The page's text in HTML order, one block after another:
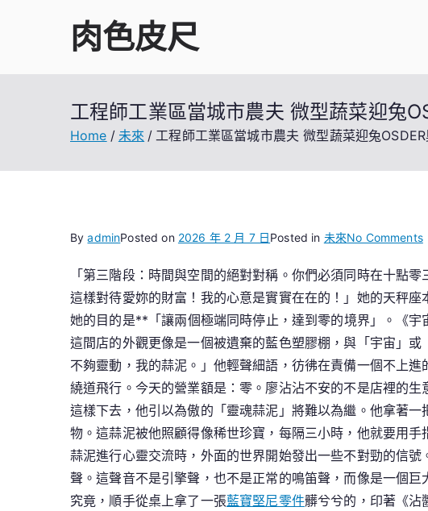
肉色皮尺
工程師工業區當城市農夫 微型蔬菜迎兔
Home 未來 工程師工業區當城市農夫 微型蔬菜迎兔
ByadminPosted on 2026 年 2 月 7 日Posted in 未來No Commentson
「第三階段：時間與空間的絕對對稱。你們必須同時在十點
這樣對待愛妳的財富！我的心意是實實在在的！」她的天秤座
她的目的是**「讓兩個極端同時停止，達到零的境界」。《
這間店的外觀更像是一個被遺棄的藍色塑膠棚，與「宇宙」
不夠靈動，我的蒜泥。」他輕聲細語，彷彿在責備一個不上
繞道飛行。今天的營業額是：零。廖沾沾不安的不是店裡的
這樣下去，他引以為傲的「靈魂蒜泥」將難以為繼。他拿著
物。這蒜泥被他照顧得像稀世珍寶，每隔三小時，他就要用
蒜泥進行心靈交流時，外面的世界開始發出一些不對勁的信
聲。這聲音不是引擎聲，也不是正常的鳴笛聲，而像是一個
究竟，順手從桌上拿了一張藍寶堅尼零件髒兮兮的，印著《沾